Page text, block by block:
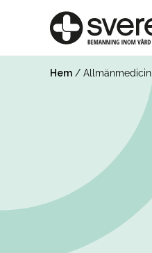
Hem / Allmänmedicin